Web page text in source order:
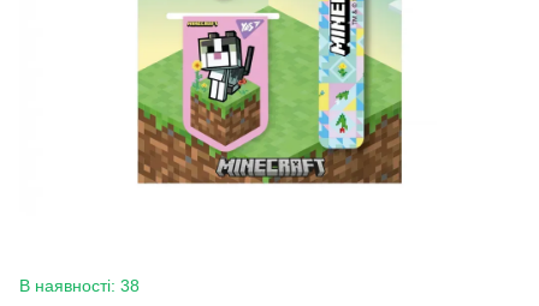
В наявності: 38